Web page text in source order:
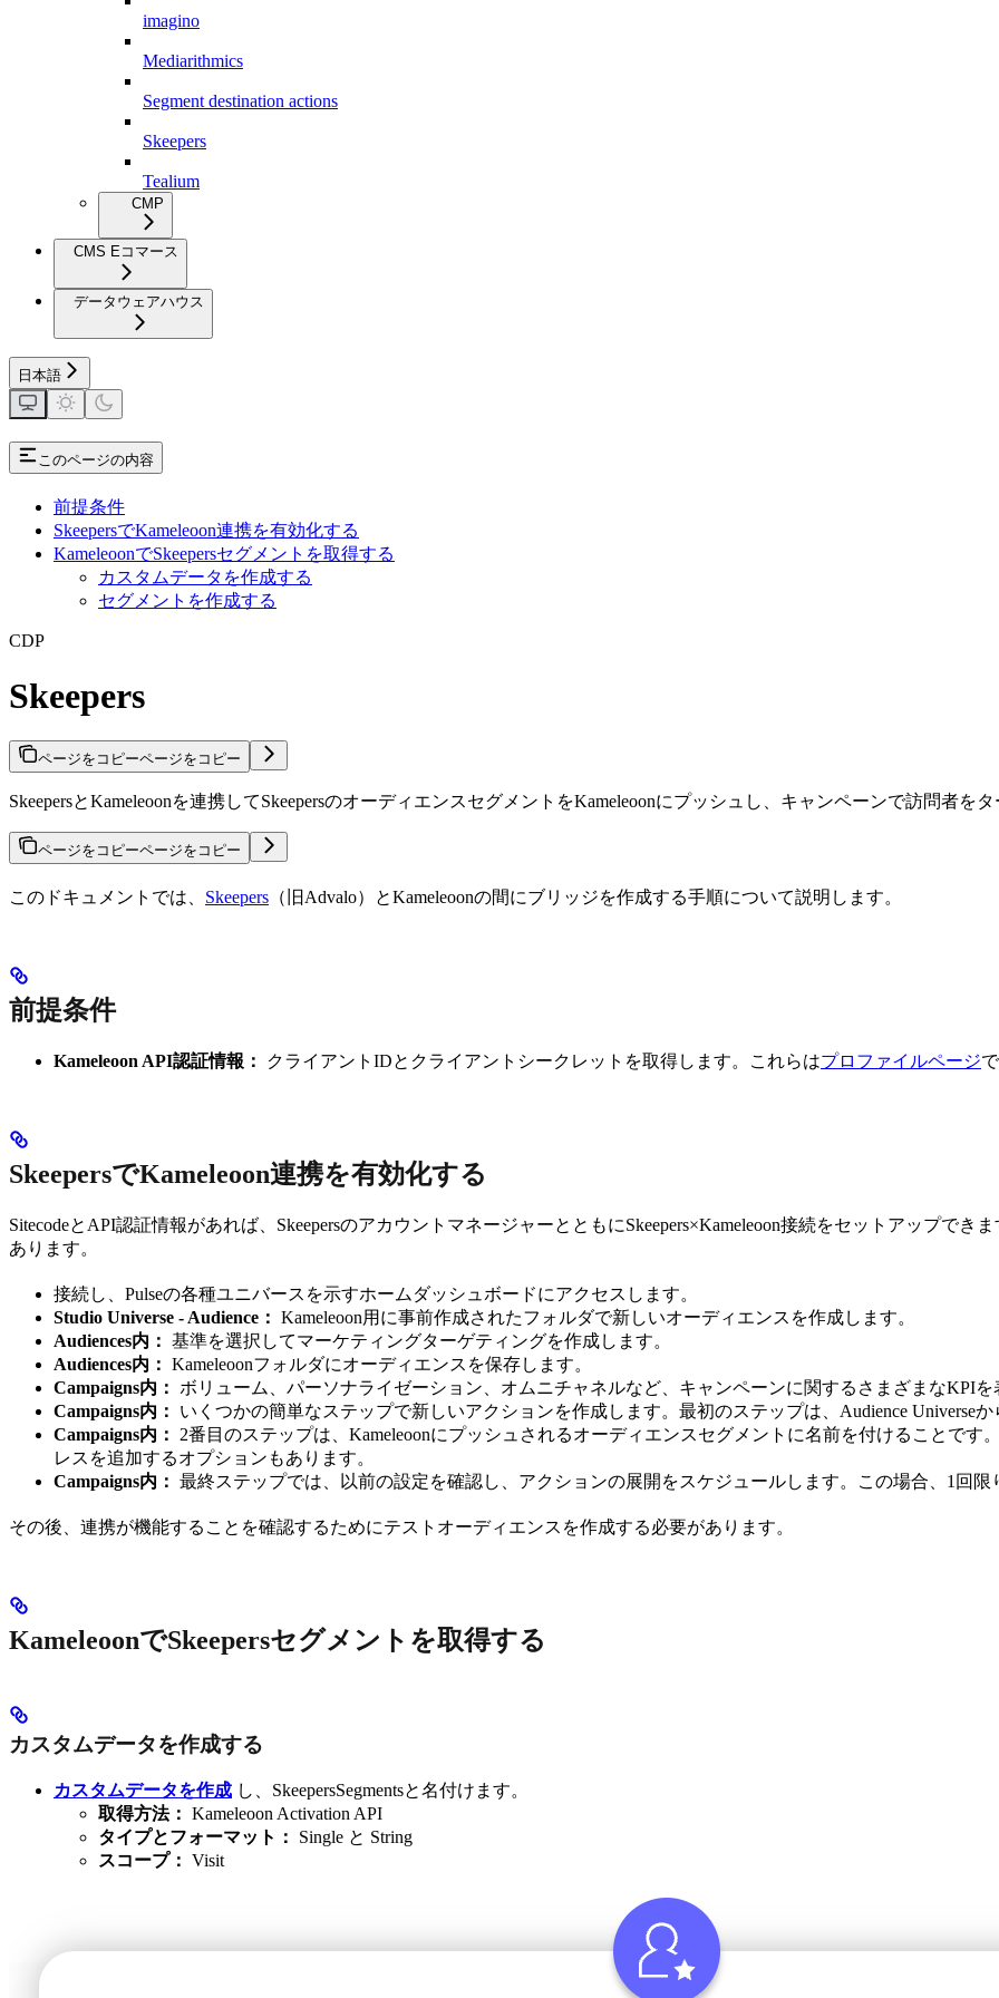
imagino
Mediarithmics
Segment destination actions
Skeepers
Tealium
CMP
CMS Eコマース
データウェアハウス
日本語
このページの内容
前提条件
SkeepersでKameleoon連携を有効化する
KameleoonでSkeepersセグメントを取得する
カスタムデータを作成する
セグメントを作成する
CDP
Skeepers
ページをコピーページをコピー
SkeepersとKameleoonを連携してSkeepersのオーディエンスセグメントをKameleoonにプッシュし、キャンペーンで訪問者を
ページをコピーページをコピー
このドキュメントでは、 Skeepers （旧Advalo）とKameleoonの間にブリッジを作成する手順について説明します。
前提条件
Kameleoon API認証情報： クライアントIDとクライアントシークレットを取得します。これらはプロファイルページ
SkeepersでKameleoon連携を有効化する
SitecodeとAPI認証情報があれば、SkeepersのアカウントマネージャーとともにSkeepers×Kameleoon接続をセットアップできま
あります。
接続し、Pulseの各種ユニバースを示すホームダッシュボードにアクセスします。
Studio Universe - Audience： Kameleoon用に事前作成されたフォルダで新しいオーディエンスを作成します。
Audiences内： 基準を選択してマーケティングターゲティングを作成します。
Audiences内： Kameleoonフォルダにオーディエンスを保存します。
Campaigns内：
ボリューム、パーソナライゼーション、オムニチャネルなど、キャンペーンに関するさまざまなKPI
Campaigns内：
いくつかの簡単なステップで新しいアクションを作成します。最初のステップは、Audience Universe
Campaigns内：
2番目のステップは、Kameleoonにプッシュされるオーディエンスセグメントに名前を付けることです
レスを追加するオプションもあります。
Campaigns内： 最終ステップでは、以前の設定を確認し、アクションの展開をスケジュールします。この場合、1回限
その後、連携が機能することを確認するためにテストオーディエンスを作成する必要があります。
KameleoonでSkeepersセグメントを取得する
カスタムデータを作成する
カスタムデータを作成 し、SkeepersSegmentsと名付けます。
取得方法： Kameleoon Activation API
タイプとフォーマット：
Single と String
スコープ： Visit